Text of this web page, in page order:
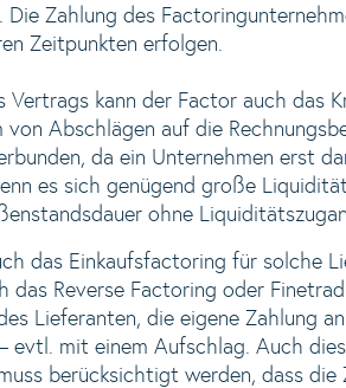
Zahlung des
Zeitpunkten erfolgen.
Vertrags kann der Factor auch das
von Abschlägen auf die
da ein Unternehmen erst
es sich genügend große
ohne
das Einkaufsfactoring für solche
das Reverse Factoring oder
Lieferanten, die eigene Zahlung
evtl. mit einem Aufschlag. Auch
berücksichtigt werden, dass